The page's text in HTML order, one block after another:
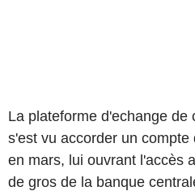
La plateforme d'echange de
s'est vu accorder un
en mars, lui ouvrant l'accès
de gros de la banque